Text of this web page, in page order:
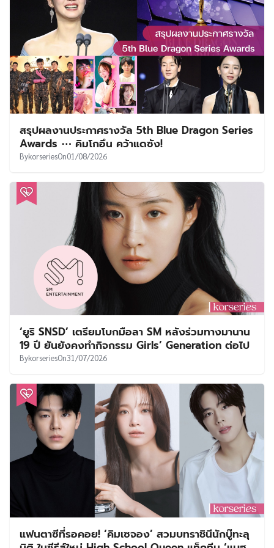
สรุปผลงานประกาศรางวัล 5th Blue Dragon Series
Awards ⋯ คิมโกอึน คว้าแดซัง!
BykorseriesOn01/08/2026
‘ยูริ SNSD’ เตรียมโบกมือลา SM หลังร่วมทางมานาน
19 ปี ยันยังคงทำกิจกรรม Girls’ Generation ต่อไป
BykorseriesOn31/07/2026
แฟนตาซีที่รอคอย! ‘คิมเซจอง’ สวมบทราชินีนักบู๊ทะลุ